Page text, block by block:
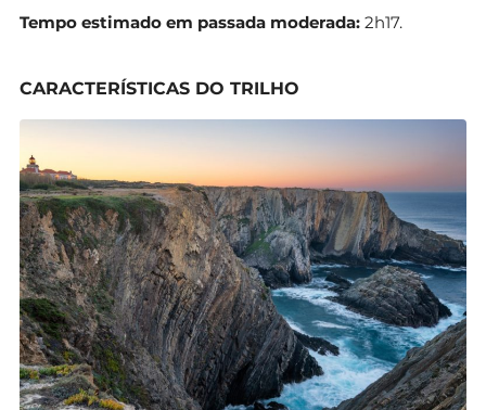
Tempo estimado em passada moderada: 2h17.
CARACTERÍSTICAS DO TRILHO